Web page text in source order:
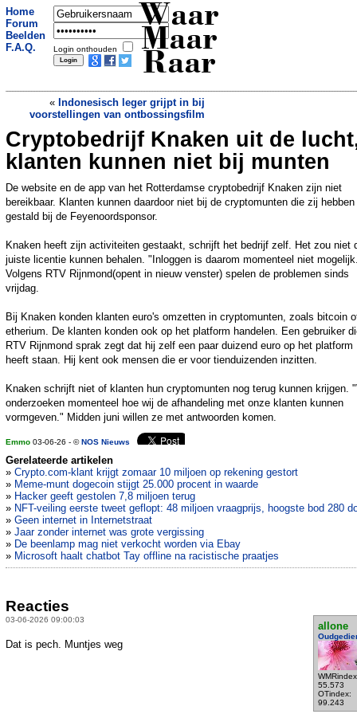
Home
Forum
Beelden
F.A.Q.
Login onthouden
Waar
Maar
Raar
« Indonesisch leger grijpt in bij
voorstellingen van ontbossingsfilm
Zoon gebruikte failliet zorgbureau van
zijn moeder als pinautomaat
»
Cryptobedrijf Knaken uit de
klanten kunnen niet bij munten
De website en de app van het Rotterdamse cryptobedrijf Knaken zijn niet
bereikbaar. Klanten kunnen daardoor niet bij de cryptomunten die zij hebben
gestald bij de Feyenoordsponsor.
Knaken heeft zijn activiteiten gestaakt, schrijft het bedrijf zelf. Het zou niet
juiste licentie kunnen behalen. "Inloggen is daarom momenteel niet
Volgens RTV Rijnmond(opent in nieuw venster) spelen de problemen sinds
vrijdag.
Bij Knaken konden klanten euro's omzetten in cryptomunten, zoals bitcoin
etherium. De klanten konden ook op het platform handelen. Een gebruiker
RTV Rijnmond sprak zegt dat hij zelf een paar duizend euro op het platform
heeft staan. Hij kent ook mensen die er voor tienduizenden inzitten.
Knaken schrijft niet of klanten hun cryptomunten nog terug kunnen krijgen.
onderzoeken momenteel hoe wij de afhandeling met onze klanten kunnen
vormgeven." Midden juni willen ze met antwoorden komen.
Emmo 03-06-26 - ©NOS Nieuws
Gerelateerde artikelen
» Crypto.com-klant krijgt zomaar 10 miljoen op rekening gestort
» Meme-munt dogecoin stijgt 25.000 procent in waarde
» Hacker geeft gestolen 7,8 miljoen terug
» NFT-veiling eerste tweet geflopt: 48 miljoen vraagprijs, hoogste bod 280
» Geen internet in Internetstraat
» Jaar zonder internet was grote vergissing
» De beenlamp mag niet verkocht worden via Ebay
» Microsoft haalt chatbot Tay offline na racistische praatjes
Reacties
03-06-2026 09:00:03
allone
55.573
OTindex:
99.243
Dat is pech. Muntjes weg